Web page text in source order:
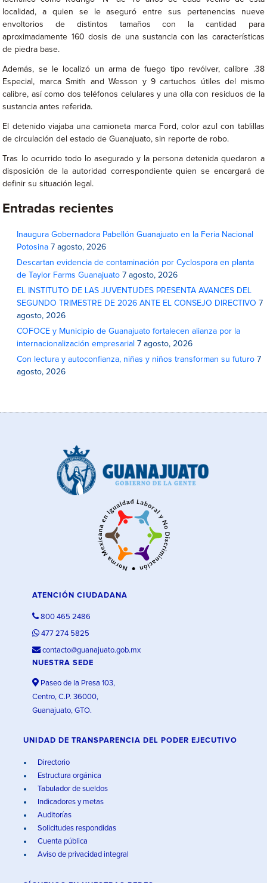
localidad, a quien se le aseguró entre sus pertenencias nueve
envoltorios de distintos tamaños con la cantidad para
aproximadamente 160 dosis de una sustancia con las características
de piedra base.
Además, se le localizó un arma de fuego tipo revólver, calibre .38
Especial, marca Smith and Wesson y 9 cartuchos útiles del mismo
calibre, así como dos teléfonos celulares y una olla con residuos de la
sustancia antes referida.
El detenido viajaba una camioneta marca Ford, color azul con tablillas
de circulación del estado de Guanajuato, sin reporte de robo.
Tras lo ocurrido todo lo asegurado y la persona detenida quedaron a
disposición de la autoridad correspondiente quien se encargará de
definir su situación legal.
Entradas recientes
Inaugura Gobernadora Pabellón Guanajuato en la Feria Nacional
Potosina 7 agosto, 2026
Descartan evidencia de contaminación por Cyclospora en planta
de Taylor Farms Guanajuato 7 agosto, 2026
EL INSTITUTO DE LAS JUVENTUDES PRESENTA AVANCES DEL
SEGUNDO TRIMESTRE DE 2026 ANTE EL CONSEJO DIRECTIVO 7
agosto, 2026
COFOCE y Municipio de Guanajuato fortalecen alianza por la
internacionalización empresarial 7 agosto, 2026
Con lectura y autoconfianza, niñas y niños transforman su futuro 7
agosto, 2026
ATENCIÓN CIUDADANA
800 465 2486
477 274 5825
contacto@guanajuato.gob.mx
NUESTRA SEDE
Paseo de la Presa 103,
Centro, C.P. 36000,
Guanajuato, GTO.
UNIDAD DE TRANSPARENCIA DEL PODER EJECUTIVO
Directorio
Estructura orgánica
Tabulador de sueldos
Indicadores y metas
Auditorías
Solicitudes respondidas
Cuenta pública
Aviso de privacidad integral